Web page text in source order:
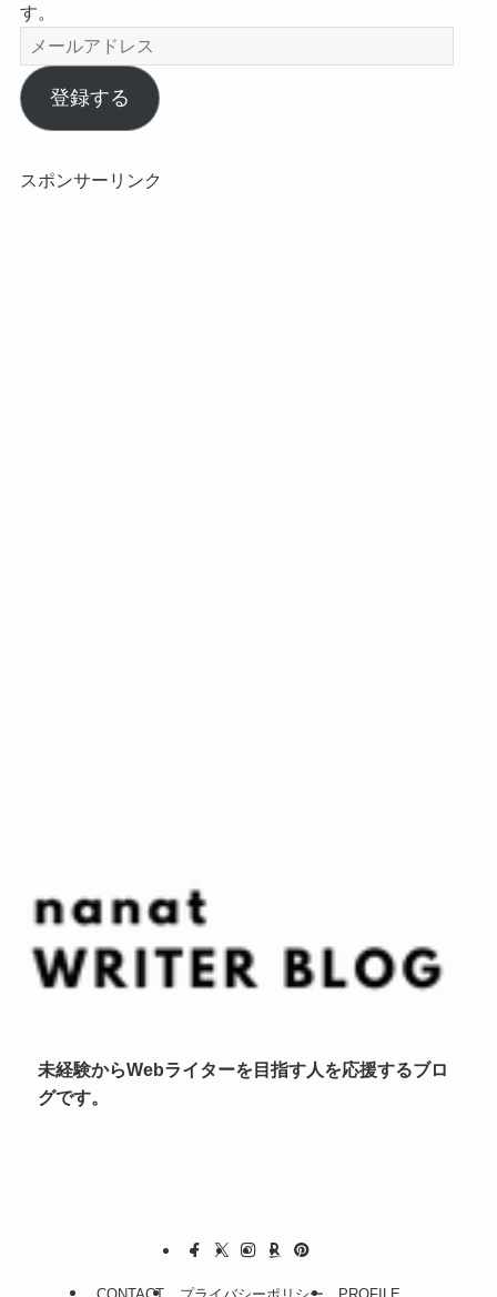
す。
メ
ー
ル
ア
レ
登録する
スポンサーリンク
未経験からWebライターを目指す人を応援するブロ
グです。